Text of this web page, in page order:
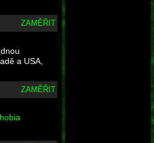
ZAMĚŘIT
a USA,
ZAMĚŘIT